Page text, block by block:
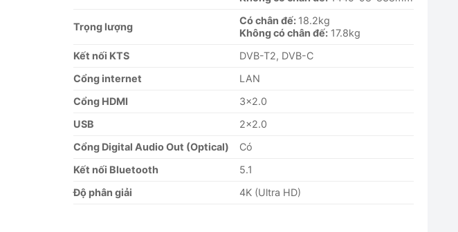
Trọng lượng
Có chân đế: 18.2kg
Không có chân đế: 17.8kg
Kết nối KTS
DVB-T2, DVB-C
Cổng internet
LAN
Cổng HDMI
3×2.0
USB
2×2.0
Cổng Digital Audio Out (Optical)
Có
Kết nối Bluetooth
5.1
Độ phân giải
4K (Ultra HD)